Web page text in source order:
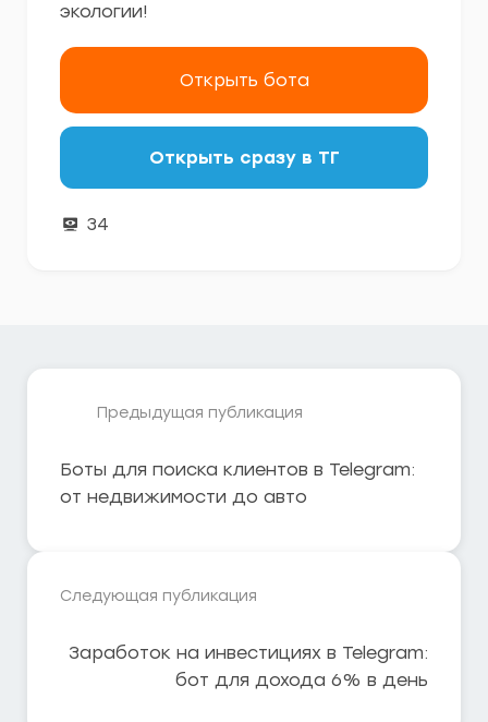
экологии!
Открыть бота
Открыть сразу в ТГ
34
Предыдущая публикация
Боты для поиска клиентов в Telegram:
от недвижимости до авто
Следующая публикация
Заработок на инвестициях в Telegram:
бот для дохода 6% в день